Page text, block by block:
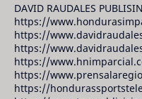
DAVID RAUDALES
https://
https://
https://
https://
https://
https://